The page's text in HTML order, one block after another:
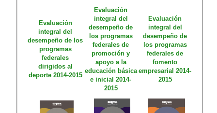
Evaluación
integral del
desempeño de los
programas
federales
dirigidos al
deporte 2014-2015
Evaluación
integral del
desempeño de
los programas
federales de
promoción y
apoyo a la
educación básica
e inicial 2014-
2015
Evaluación
integral del
desempeño de
los programas
federales de
fomento
empresarial 2014-
2015​